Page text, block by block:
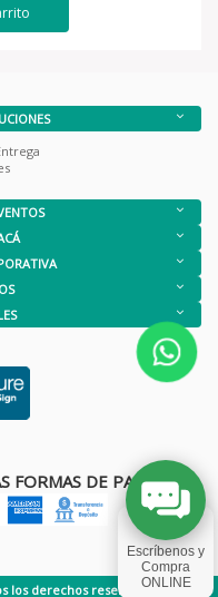
FORMAS DE PAGO
los derechos reservados